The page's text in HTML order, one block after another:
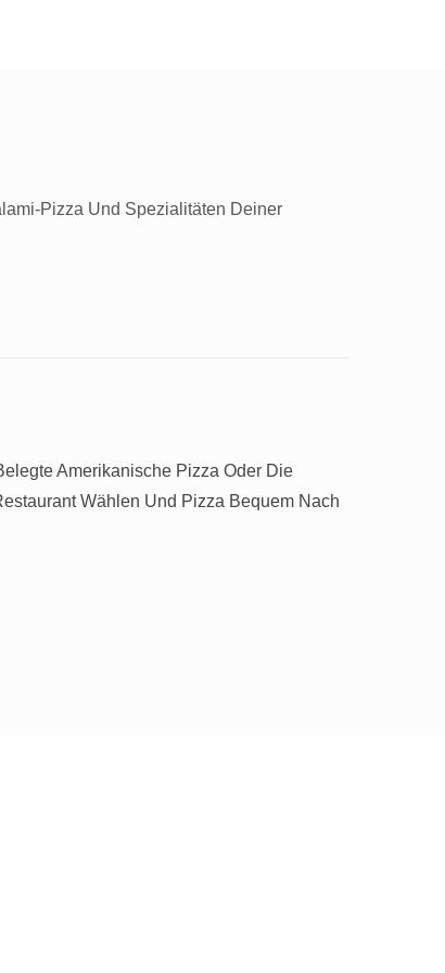
Pizza Und Spezialitäten Deiner
Amerikanische Pizza Oder Die
Wählen Und Pizza Bequem Nach